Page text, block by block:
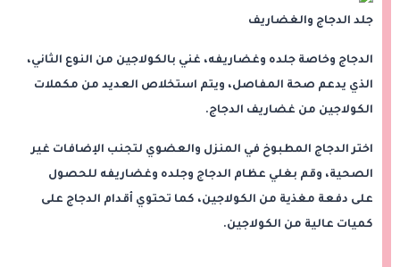
جلد الدجاج والغضاريف
الدجاج وخاصة جلده وغضاريفه، غني بالكولاجين من النوع الثاني،
الذي يدعم صحة المفاصل، ويتم استخلاص العديد من مكملات
الكولاجين من غضاريف الدجاج.
اختر الدجاج المطبوخ في المنزل والعضوي لتجنب الإضافات غير
الصحية، وقم بغلي عظام الدجاج وجلده وغضاريفه للحصول
على دفعة مغذية من الكولاجين، كما تحتوي أقدام الدجاج على
كميات عالية من الكولاجين.